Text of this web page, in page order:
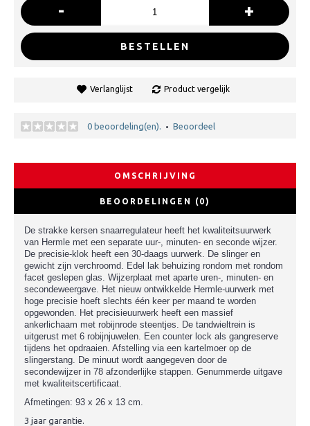
- +
BESTELLEN
Verlanglijst Product vergelijk
0 beoordeling(en). • Beoordeel
OMSCHRIJVING
BEOORDELINGEN (0)
De strakke kersen snaarregulateur heeft het kwaliteitsuurwerk
van Hermle met een separate uur-, minuten- en seconde wijzer.
De precisie-klok heeft een 30-daags uurwerk. De slinger en
gewicht zijn verchroomd. Edel lak behuizing rondom met rondom
facet geslepen glas. Wijzerplaat met aparte uren-, minuten- en
secondeweergave. Het nieuw ontwikkelde Hermle-uurwerk met
hoge precisie hoeft slechts één keer per maand te worden
opgewonden. Het precisieuurwerk heeft een massief
ankerlichaam met robijnrode steentjes. De tandwieltrein is
uitgerust met 6 robijnjuwelen. Een counter lock als gangreserve
tijdens het opdraaien. Afstelling via een kartelmoer op de
slingerstang. De minuut wordt aangegeven door de
secondewijzer in 78 afzonderlijke stappen. Genummerde uitgave
met kwaliteitscertificaat.
Afmetingen: 93 x 26 x 13 cm.
3 jaar garantie.